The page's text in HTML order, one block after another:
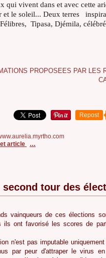
qui vivent dans et avec cette
et le soleil... Deux terres
Tipasa, Djémila,
Repost
article
…
second tour des
vainqueurs de ces élections
ils ont favorisé les scores de
n'est pas imputable
par peur d'attraper le virus